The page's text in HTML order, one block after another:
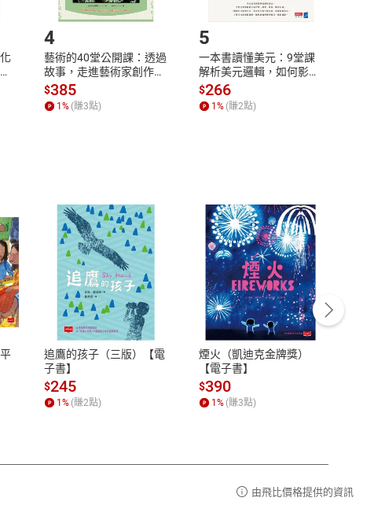
入帳號，下載書籍後看書
猶豫期
交易解
依商品性
說明請參
客服資訊
服務時間：週一到週五 10:00-12:00、
13:00-17:00 (國定假日及例假日休息)
客服電話：0080-1857077
4
藝術的40堂公開課：透過
故事，走進藝術家創作現
場，看藝術如何誕生、如
何形塑人類生活【電子
書】
$385
1% (賺3點)
5
一本書讀懂美元：9堂課
解析美元邏輯，如何影響
全球經濟和每個人的投資
【電子書】
$266
1% (賺2點)
追鷹的孩子（三版）【電
子書】
$245
1% (賺2點)
煙火（凱迪克金牌獎）
【電子書】
$390
1% (賺3點)
由飛比價格提供的資訊